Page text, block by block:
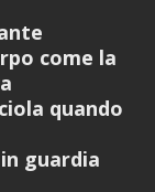
come la
quando
guardia